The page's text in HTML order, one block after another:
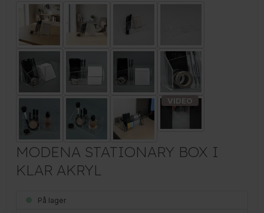
MODENA STATIONARY BOX I
KLAR AKRYL
På lager